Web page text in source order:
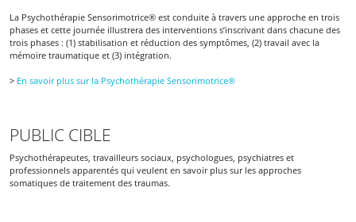
La Psychothérapie Sensorimotrice® est conduite à travers une approche en trois
phases et cette journée illustrera des interventions s’inscrivant dans chacune des
trois phases : (1) stabilisation et réduction des symptômes, (2) travail avec la
mémoire traumatique et (3) intégration.
> En savoir plus sur la Psychothérapie Sensorimotrice®
PUBLIC CIBLE
Psychothérapeutes, travailleurs sociaux, psychologues, psychiatres et
professionnels apparentés qui veulent en savoir plus sur les approches
somatiques de traitement des traumas.